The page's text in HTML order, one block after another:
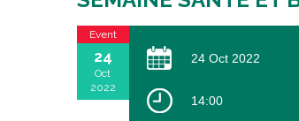
Event
24
Oct
2022
24 Oct 2022
14:00